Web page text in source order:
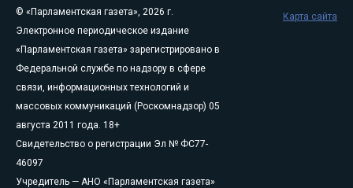
© «Парламентская газета», 2026 г.
Электронное периодическое издание
«Парламентская газета» зарегистрировано в
Федеральной службе по надзору в сфере
связи, информационных технологий и
массовых коммуникаций (Роскомнадзор) 05
августа 2011 года. 18+
Свидетельство о регистрации Эл № ФС77-
46097
Учредитель — АНО «Парламентская газета»
Карта сайта